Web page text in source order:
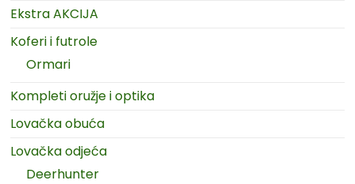
Ekstra AKCIJA
Koferi i futrole
Ormari
Kompleti oružje i optika
Lovačka obuća
Lovačka odjeća
Deerhunter